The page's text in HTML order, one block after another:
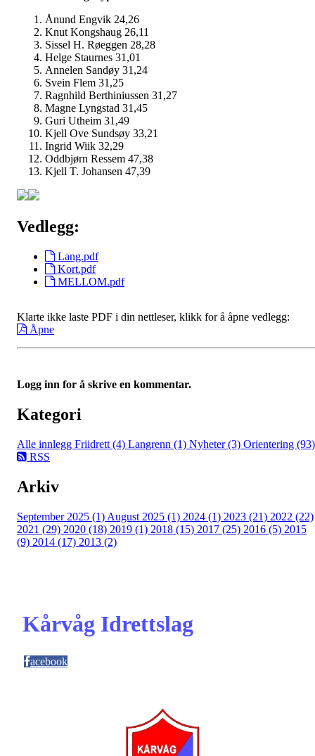
Ånund Engvik 24,26
Knut Kongshaug 26,11
Sissel H. Røeggen 28,28
Helge Staurnes 31,01
Annelen Sandøy 31,24
Svein Flem 31,25
Ragnhild Berthiniussen 31,27
Magne Lyngstad 31,45
Guri Utheim 31,49
Kjell Ove Sundsøy 33,21
Ingrid Wiik 32,29
Oddbjørn Ressem 47,38
Kjell T. Johansen 47,39
Vedlegg:
Lang.pdf
Kort.pdf
MELLOM.pdf
Klarte ikke laste PDF i din nettleser, klikk for å åpne vedlegg:
Åpne
Logg inn for å skrive en kommentar.
Kategori
Alle innlegg Friidrett (4) Langrenn (1) Nyheter (3) Orientering (93)
RSS
Arkiv
September 2025 (1) August 2025 (1) 2024 (1) 2023 (21) 2022 (22)
2021 (29) 2020 (18) 2019 (1) 2018 (15) 2017 (25) 2016 (5) 2015
(9) 2014 (17) 2013 (2)
Kårvåg Idrettslag
acebook